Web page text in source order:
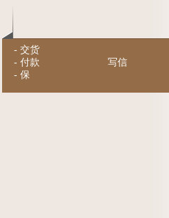
- 交货
- 付款
- 保
写信